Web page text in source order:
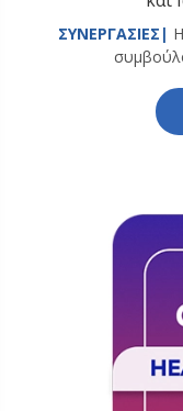
ΣΥΝΕΡΓΑΣΙΕΣ|